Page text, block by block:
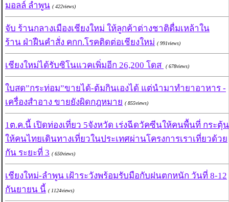
มอลล์ ลำพูน ( 422views)
จับ ร้านกลางเมืองเชียงใหม่ ให้ลูกค้าต่างชาติดื่มเหล้าใน
ร้าน ฝ่าฝืนคำสั่ง คกก.โรคติดต่อเชียงใหม่ ( 991views)
เชียงใหม่ได้รับซิโนแวคเพิ่มอีก 26,200 โดส ( 678views)
ใบสด”กระท่อม”ขายได้-ต้มกินเองได้ แต่นำมาทำยาอาหาร -
เครื่องสำอาง ขายยังผิดกฎหมาย ( 855views)
1ต.ค.นี้ เปิดท่องเที่ยว 5จังหวัด เร่งฉีดวัคซีนให้คนพื้นที่ กระตุ้น
ให้คนไทยเดินทางเที่ยวในประเทศผ่านโครงการเราเที่ยวด้วย
กัน ระยะที่ 3 ( 650views)
เชียงใหม่-ลำพูน เฝ้าระวังพร้อมรับมือกับฝนตกหนัก วันที่ 8-12
กันยายน นี้ ( 1124views)